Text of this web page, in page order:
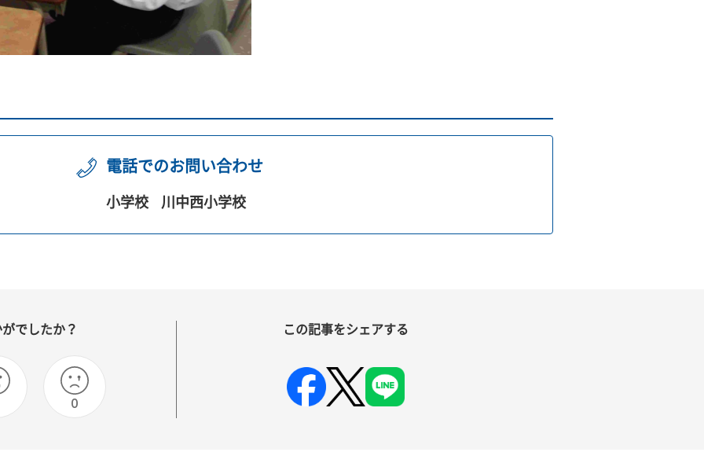
電話でのお問い合わせ
小学校 川中西小学校
でしたか？
0
この記事をシェアする